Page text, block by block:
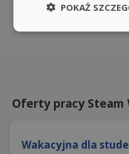
Oferty pracy Steam
Wakacyjna dla
POKAŻ